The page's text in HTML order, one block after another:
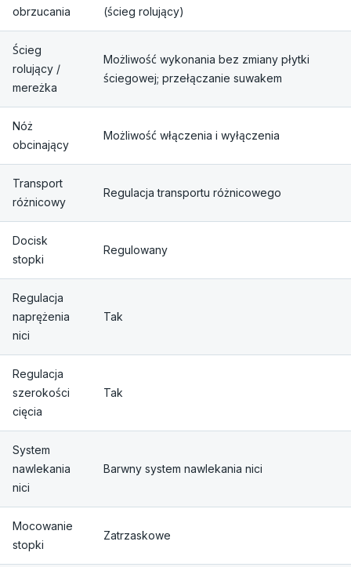
obrzucania
(ścieg rolujący)
Ścieg
rolujący /
mereżka
Możliwość wykonania bez zmiany płytki
ściegowej; przełączanie suwakem
Nóż
obcinający
Możliwość włączenia i wyłączenia
Transport
różnicowy
Regulacja transportu różnicowego
Docisk
stopki
Regulowany
Regulacja
naprężenia
nici
Tak
Regulacja
szerokości
cięcia
Tak
System
nawlekania
nici
Barwny system nawlekania nici
Mocowanie
stopki
Zatrzaskowe